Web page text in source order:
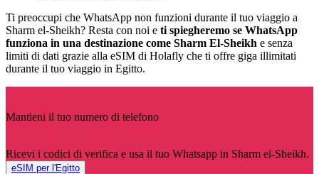
Ti preoccupi che WhatsApp non funzioni durante il tuo viaggio a
Sharm el-Sheikh? Resta con noi e ti spiegheremo se WhatsApp
funziona in una destinazione come Sharm El-Sheikh e senza
limiti di dati grazie alla eSIM di Holafly che ti offre giga illimitati
durante il tuo viaggio in Egitto.
Mantieni il tuo numero di telefono
Ricevi i codici di verifica e usa il tuo Whatsapp in Sharm el-Sheikh.
eSIM per l'Egitto